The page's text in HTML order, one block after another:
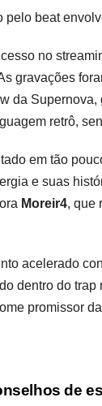
pelo beat
no
gravações
da
retrô,
em tão
e suas
Moreir4, que
acelerado
dentro do
promissor
de